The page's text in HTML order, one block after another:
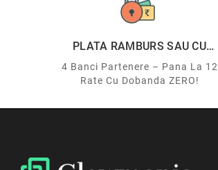
PLATA RAMBURS SAU CU
4 Banci Partenere – Pana La 12
Rate Cu Dobanda ZERO!